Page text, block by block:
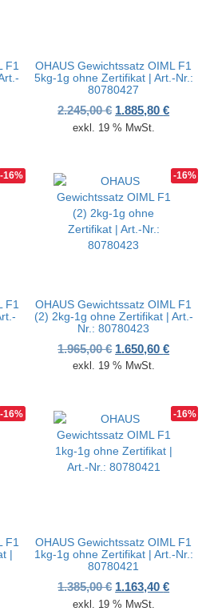
F1
Preis war: 417,00 €
Preis ist: 350,28 €.
OHAUS Gewichtssatz OIML F1
5kg-1g ohne Zertifikat | Art.-Nr.:
80780427
2.245,00€ Ursprünglicher
1.885,80€
exkl. 19 % MwSt.
-16%
F1
Preis war: 2.545,00 €
Preis ist: 2.137,80 €.
-16%
OHAUS Gewichtssatz OIML F1
(2) 2kg-1g ohne Zertifikat | Art.-
Nr.: 80780423
1.965,00€ Ursprünglicher
1.650,60€
exkl. 19 % MwSt.
-16%
F1
|
Preis war: 2.085,00 €
Preis ist: 1.751,40 €.
-16%
OHAUS Gewichtssatz OIML F1
1kg-1g ohne Zertifikat | Art.-Nr.:
80780421
1.385,00€ Ursprünglicher
1.163,40€
exkl. 19 % MwSt.